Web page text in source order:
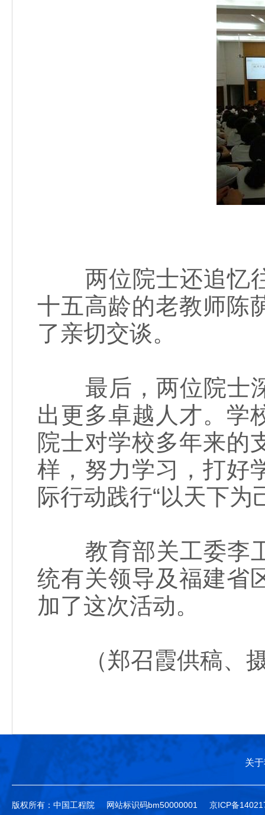
两位院士还追忆往
十五高龄的老教师陈
了亲切交谈。
最后，两位院士深
出更多卓越人才。学
院士对学校多年来的
样，努力学习，打好
际行动践行“以天下为
教育部关工委李卫
统有关领导及福建省
加了这次活动。
（郑召霞供稿、
关
版权所有：中国工程院 网站标识码bm50000001
京ICP备